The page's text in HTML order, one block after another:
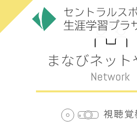
まなびネット
Network
視聴覚